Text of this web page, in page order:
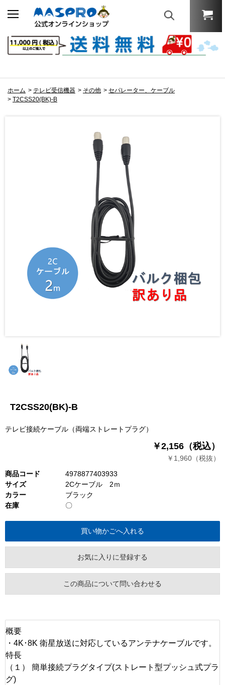
ホーム > テレビ受信機器 > その他 > セパレーター、ケーブル
> T2CSS20(BK)-B
T2CSS20(BK)-B
テレビ接続ケーブル（両端ストレートプラグ）
￥2,156（税込）
￥1,960（税抜）
商品コード
4978877403933
サイズ
2Cケーブル 2ｍ
カラー
ブラック
在庫
〇
お気に入りに登録する
この商品について問い合わせる
概要
・4K･8K 衛星放送に対応しているアンテナケーブルです。
特長
（１） 簡単接続プラグタイプ(ストレート型プッシュ式プラ
グ)